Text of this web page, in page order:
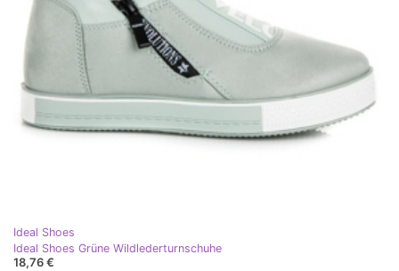
Ideal Shoes
Ideal Shoes Grüne Wildlederturnschuhe
18,76 €